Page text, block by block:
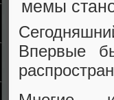
Впервые